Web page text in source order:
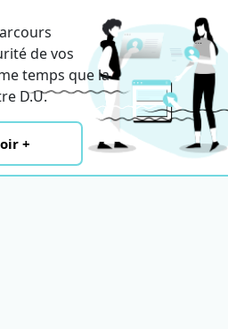
de vos
temps que la
D.U.
+